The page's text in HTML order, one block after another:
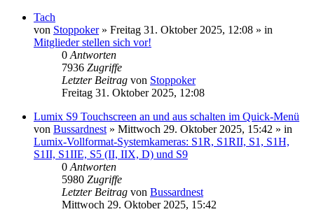
Tach
von Stoppoker» Freitag 31. Oktober 2025, 12:08 » in
Mitglieder stellen sich vor!
0 Antworten
7936 Zugriffe
Letzter Beitrag von Stoppoker
Freitag 31. Oktober 2025, 12:08
Lumix S9 Touchscreen an und aus schalten im Quick-Menü
von Bussardnest » Mittwoch 29. Oktober 2025, 15:42 » in
Lumix-Vollformat-Systemkameras: S1R, S1RII, S1, S1H,
S1II, S1IIE, S5 (II, IIX, D) und S9
0 Antworten
5980 Zugriffe
Letzter Beitrag von Bussardnest
Mittwoch 29. Oktober 2025, 15:42